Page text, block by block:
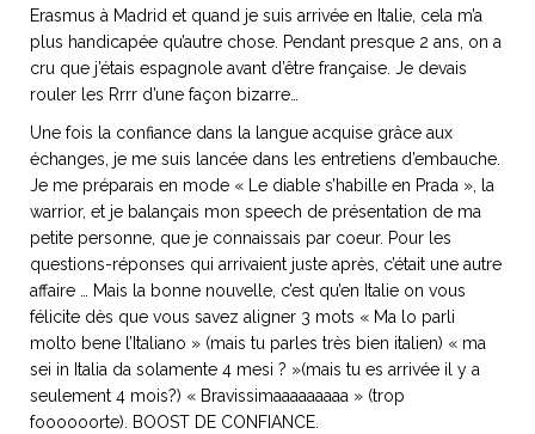
Erasmus à Madrid et quand je suis arrivée en Italie, cela m’a
plus handicapée qu’autre chose. Pendant presque 2 ans, on a
cru que j’étais espagnole avant d’être française. Je devais
rouler les Rrrr d’une façon bizarre…
Une fois la confiance dans la langue acquise grâce aux
échanges, je me suis lancée dans les entretiens d’embauche.
Je me préparais en mode « Le diable s’habille en Prada », la
warrior, et je balançais mon speech de présentation de ma
petite personne, que je connaissais par coeur. Pour les
questions-réponses qui arrivaient juste après, c’était une autre
affaire … Mais la bonne nouvelle, c’est qu’en Italie on vous
félicite dès que vous savez aligner 3 mots « Ma lo parli
molto bene l’Italiano » (mais tu parles très bien italien) « ma
sei in Italia da solamente 4 mesi ? »(mais tu es arrivée il y a
seulement 4 mois?) « Bravissimaaaaaaaaa » (trop
foooooorte). BOOST DE CONFIANCE.